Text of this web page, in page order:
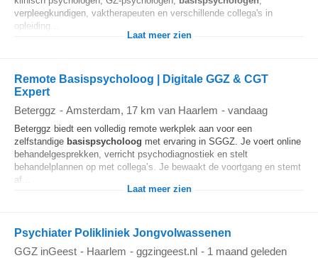
verpleegkundigen, vaktherapeuten en verschillende collega's in
opleiding...
Laat meer zien
Remote Basispsycholoog | Digitale GGZ & CGT
Expert
Beterggz - Amsterdam, 17 km van Haarlem - vandaag
Beterggz biedt een volledig remote werkplek aan voor een
zelfstandige basispsycholoog met ervaring in SGGZ. Je voert online
behandelgesprekken, verricht psychodiagnostiek en stelt
behandelplannen op met collega’s. Je bewaakt de voortgang en stemt
af...
Laat meer zien
Psychiater Polikliniek Jongvolwassenen
GGZ inGeest - Haarlem - ggzingeest.nl - 1 maand geleden